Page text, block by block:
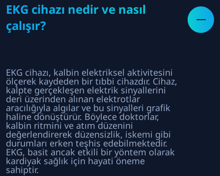
EKG cihazı nedir ve nasıl
çalışır?
EKG cihazı, kalbin elektriksel aktivitesini
ölçerek kaydeden bir tıbbi cihazdır. Cihaz,
kalpte gerçekleşen elektrik sinyallerini
deri üzerinden alınan elektrotlar
aracılığıyla algılar ve bu sinyalleri grafik
haline dönüştürür. Böylece doktorlar,
kalbin ritmini ve atım düzenini
değerlendirerek düzensizlik, iskemi gibi
durumları erken teşhis edebilmektedir.
EKG, basit ancak etkili bir yöntem olarak
kardiyak sağlık için hayati öneme
sahiptir.